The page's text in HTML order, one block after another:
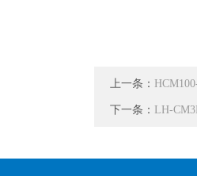
上一条：
下一条： LH-